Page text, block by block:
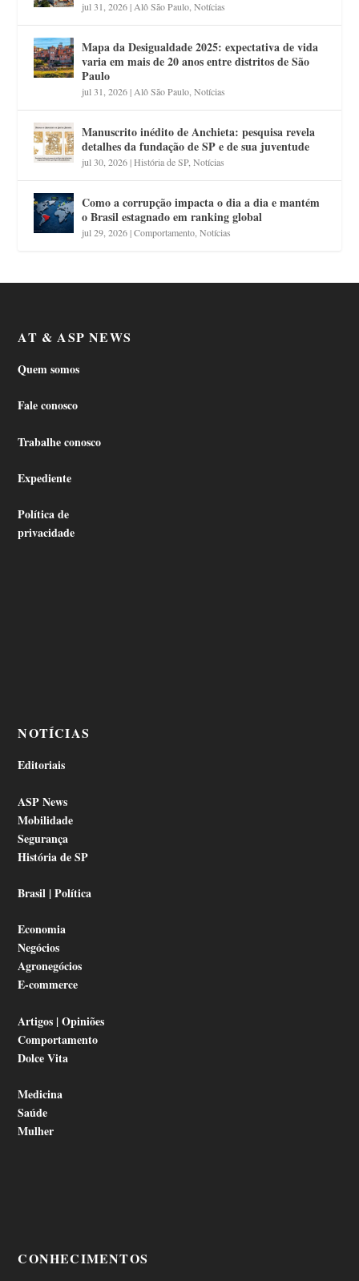
jul 31, 2026| Alô São Paulo ,Notícias
Mapa da Desigualdade 2025: expectativa de vida
varia em mais de 20 anos entre distritos de São
Paulo
jul 31, 2026| Alô São Paulo ,Notícias
Manuscrito inédito de Anchieta: pesquisa revela
detalhes da fundação de SP e de sua juventude
jul 30, 2026|História de SP,Notícias
Como a corrupção impacta o dia a dia e mantém
o Brasil estagnado em ranking global
jul 29, 2026|Comportamento ,Notícias
AT & ASP NEWS
Quem somos
Fale conosco
Trabalhe conosco
Expediente
Política de
privacidade
NOTÍCIAS
Editoriais
ASP News
Mobilidade
Segurança
História de SP
Brasil | Política
Economia
Negócios
Agronegócios
E-commerce
Artigos | Opiniões
Comportamento
Dolce Vita
Medicina
Saúde
Mulher
CONHECIMENTOS